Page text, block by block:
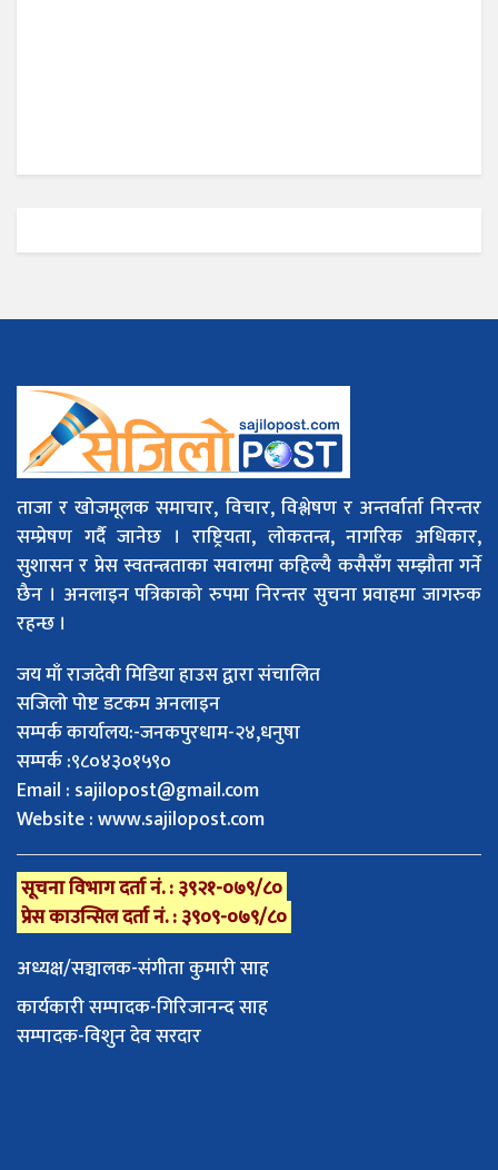
ताजा र खोजमूलक समाचार, विचार, विश्लेषण र अन्तर्वार्ता निरन्तर
सम्प्रेषण गर्दै जानेछ । राष्ट्रियता, लोकतन्त्र, नागरिक अधिकार,
सुशासन र प्रेस स्वतन्त्रताका सवालमा कहिल्यै कसैसँग सम्झौता गर्ने
छैन । अनलाइन पत्रिकाको रुपमा निरन्तर सुचना प्रवाहमा जागरुक
रहन्छ ।
जय माँ राजदेवी मिडिया हाउस द्वारा संचालित
सजिलो पोष्ट डटकम अनलाइन
सम्पर्क कार्यालय:-जनकपुरधाम-२४,धनुषा
सम्पर्क :९८०४३०१५९०
Email : sajilopost@gmail.com
Website : www.sajilopost.com
सूचना विभाग दर्ता नं. : ३९२१-०७९/८०
प्रेस काउन्सिल दर्ता नं. : ३९०९-०७९/८०
अध्यक्ष/सञ्चालक-संगीता कुमारी साह
कार्यकारी सम्पादक-गिरिजानन्द साह
सम्पादक-विशुन देव सरदार